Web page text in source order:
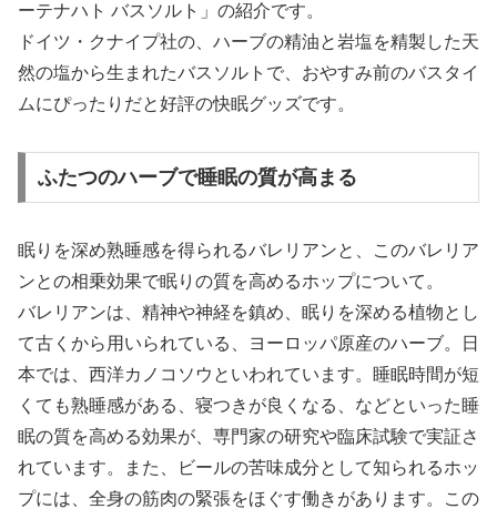
ーテナハト バスソルト」の紹介です。
ドイツ・クナイプ社の、ハーブの精油と岩塩を精製した天
然の塩から生まれたバスソルトで、おやすみ前のバスタイ
ムにぴったりだと好評の快眠グッズです。
ふたつのハーブで睡眠の質が高まる
眠りを深め熟睡感を得られるバレリアンと、このバレリア
ンとの相乗効果で眠りの質を高めるホップについて。
バレリアンは、精神や神経を鎮め、眠りを深める植物とし
て古くから用いられている、ヨーロッパ原産のハーブ。日
本では、西洋カノコソウといわれています。睡眠時間が短
くても熟睡感がある、寝つきが良くなる、などといった睡
眠の質を高める効果が、専門家の研究や臨床試験で実証さ
れています。また、ビールの苦味成分として知られるホッ
プには、全身の筋肉の緊張をほぐす働きがあります。この